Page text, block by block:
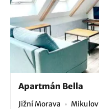
Apartmán Bella
Jižní Morava Mikulov